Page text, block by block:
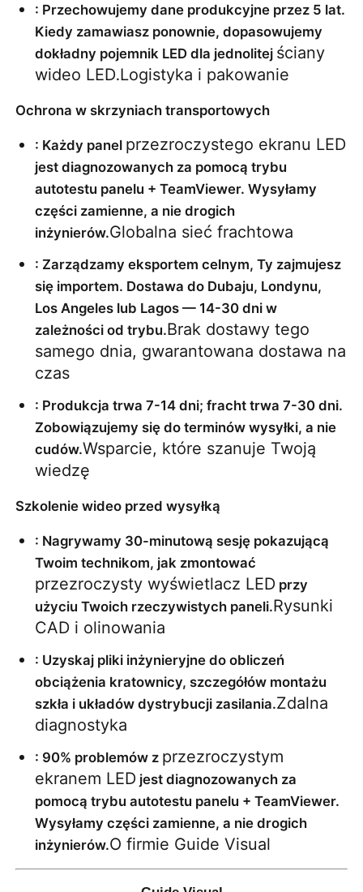
: Przechowujemy dane produkcyjne przez 5 lat.
Kiedy zamawiasz ponownie, dopasowujemy
dokładny pojemnik LED dla jednolitej ściany
wideo LED.Logistyka i pakowanie
Ochrona w skrzyniach transportowych
: Każdy panel przezroczystego ekranu LED
jest diagnozowanych za pomocą trybu
autotestu panelu + TeamViewer. Wysyłamy
części zamienne, a nie drogich
inżynierów.Globalna sieć frachtowa
: Zarządzamy eksportem celnym, Ty zajmujesz
się importem. Dostawa do Dubaju, Londynu,
Los Angeles lub Lagos — 14-30 dni w
zależności od trybu.Brak dostawy tego
samego dnia, gwarantowana dostawa na
czas
: Produkcja trwa 7-14 dni; fracht trwa 7-30 dni.
Zobowiązujemy się do terminów wysyłki, a nie
cudów.Wsparcie, które szanuje Twoją
wiedzę
Szkolenie wideo przed wysyłką
: Nagrywamy 30-minutową sesję pokazującą
przezroczysty wyświetlacz LED przy
użyciu Twoich rzeczywistych paneli.Rysunki
CAD i olinowania
: Uzyskaj pliki inżynieryjne do obliczeń
obciążenia kratownicy, szczegółów montażu
szkła i układów dystrybucji zasilania.Zdalna
diagnostyka
: 90% problemów z przezroczystym
ekranem LED jest diagnozowanych za
pomocą trybu autotestu panelu + TeamViewer.
Wysyłamy części zamienne, a nie drogich
inżynierów.O firmie Guide Visual